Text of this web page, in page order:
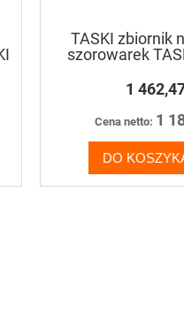
TASKI zbiornik
szorowarek
1
Cena netto: 1
DO